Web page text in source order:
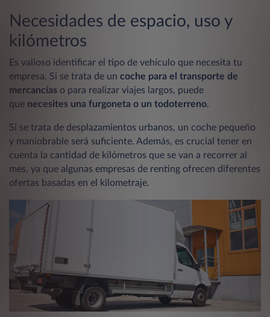
Necesidades de espacio, uso y
kilómetros
Es valioso identificar el tipo de vehículo que necesita tu
empresa. Si se trata de un coche para el transporte de
mercancías o para realizar viajes largos, puede
que necesites una furgoneta o un todoterreno.
Si se trata de desplazamientos urbanos, un coche pequeño
y maniobrable será suficiente. Además, es crucial tener en
cuenta la cantidad de kilómetros que se van a recorrer al
mes, ya que algunas empresas de renting ofrecen diferentes
ofertas basadas en el kilometraje.